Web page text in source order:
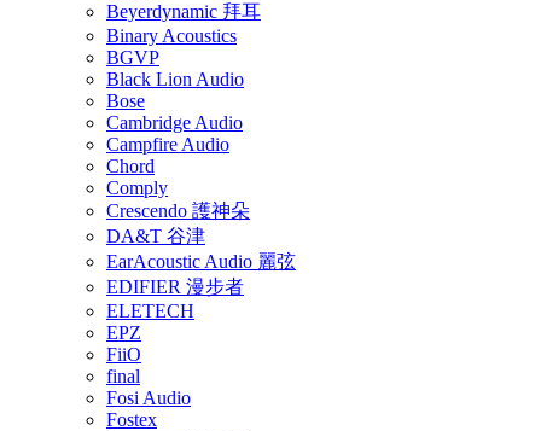
Beyerdynamic 拜耳
Binary Acoustics
BGVP
Black Lion Audio
Bose
Cambridge Audio
Campfire Audio
Chord
Comply
Crescendo 護神朵
DA&T 谷津
EarAcoustic Audio 麗弦
EDIFIER 漫步者
ELETECH
EPZ
FiiO
final
Fosi Audio
Fostex